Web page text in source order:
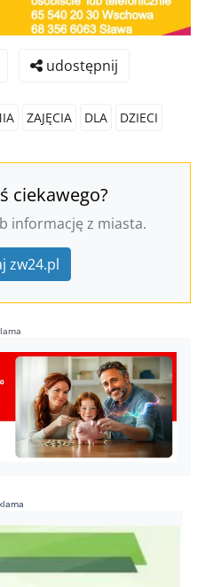
udostępnij
ZAJĘCIA DLA DZIECI
ciekawego?
informację z miasta.
zw24.pl